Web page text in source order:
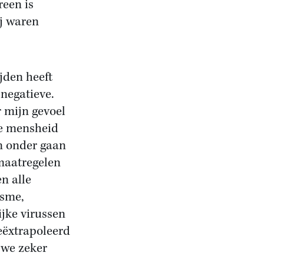
is
waren
heeft
gevoel
mensheid
onder gaan
alle
virussen
zeker